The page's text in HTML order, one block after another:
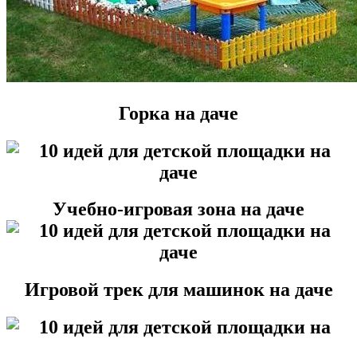
Горка на даче
Учебно-игровая зона на даче
Игровой трек для машинок на даче